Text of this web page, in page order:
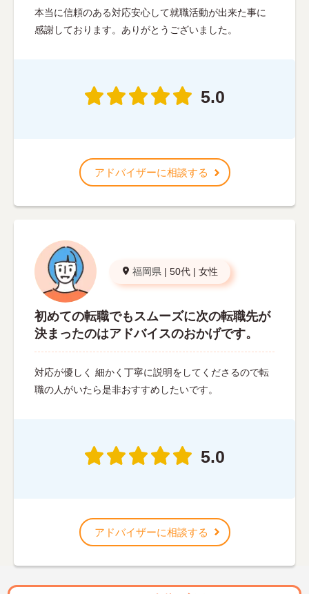
本当に信頼のある対応安心して就職活動が出来た事に
感謝しております。ありがとうございました。
5.0
アドバイザーに相談する
福岡県 | 50代 | 女性
初めての転職でもスムーズに次の転職先が
決まったのはアドバイスのおかげです。
対応が優しく 細かく丁寧に説明をしてくださるので転
職の人がいたら是非おすすめしたいです。
5.0
アドバイザーに相談する